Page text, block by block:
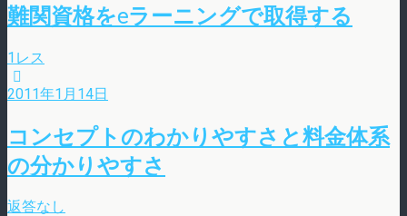
難関資格をeラーニングで取得する
1レス
2011年1月14日
コンセプトのわかりやすさと料金体系
の分かりやすさ
返答なし